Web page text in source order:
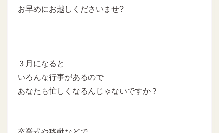
お早めにお越しくださいませ?
３月になると
いろんな行事があるので
あなたも忙しくなるんじゃないですか？